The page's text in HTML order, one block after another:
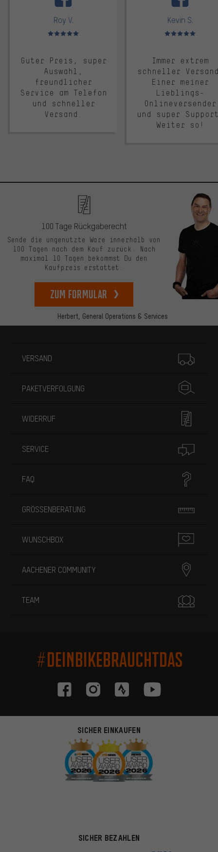
Roy V.
Bewertungen: 5 von 5
Guter Preis, super
Auswahl,
freundlicher
Service am Telefon
und schneller
Versand.
Kevin S.
Bewertungen: 5 von 5
Immer extrem
schneller
Einer meiner
Lieblings-
Onlineversender
und super
Weiter so!
Herbert, General Operations & Services
100 Tage Rückgaberecht
Sende die ungenutzte Ware innerhalb von
100 Tagen nach dem Kauf zurück. Nach
maximal 10 Tagen bekommst Du den
Kaufpreis erstattet.
zum Formular
VERSAND
PAKETVERFOLGUNG
WIDERRUF
SERVICE
FAQ
GRÖSSENBERATUNG
WUNSCHBOX
AACHENER COMMUNITY
TEAM
#DEINBIKEBRAUCHTDAS
SICHER EINKAUFEN
SICHER BEZAHLEN